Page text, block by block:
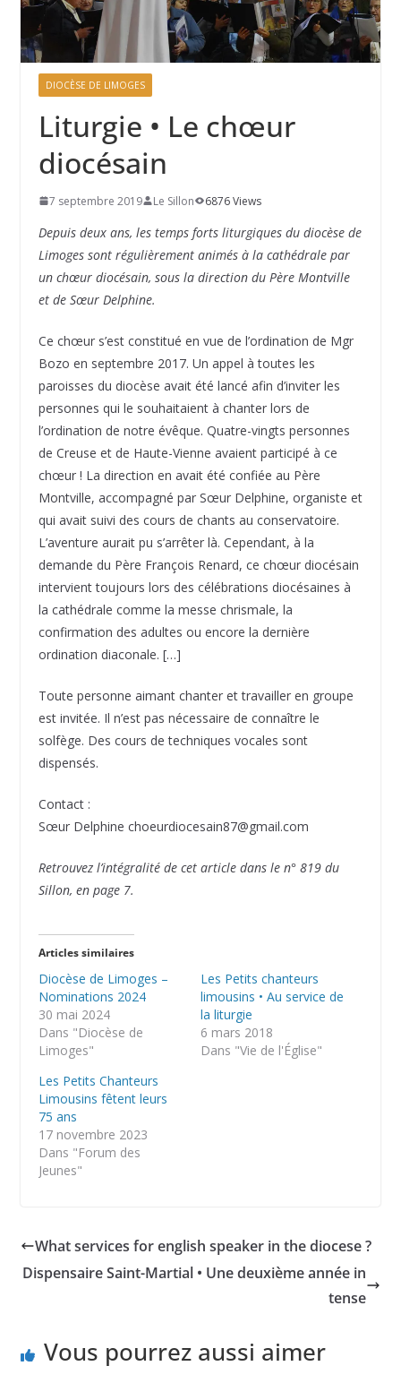
DIOCÈSE DE LIMOGES
Liturgie • Le chœur
diocésain
7 septembre 2019 Le Sillon 6876 Views
Depuis deux ans, les temps forts liturgiques du diocèse de
Limoges sont régulièrement animés à la cathédrale par
un chœur diocésain, sous la direction du Père Montville
et de Sœur Delphine.
Ce chœur s’est constitué en vue de l’ordination de Mgr
Bozo en septembre 2017. Un appel à toutes les
paroisses du diocèse avait été lancé afin d’inviter les
personnes qui le souhaitaient à chanter lors de
l’ordination de notre évêque. Quatre-vingts personnes
de Creuse et de Haute-Vienne avaient participé à ce
chœur ! La direction en avait été confiée au Père
Montville, accompagné par Sœur Delphine, organiste et
qui avait suivi des cours de chants au conservatoire.
L’aventure aurait pu s’arrêter là. Cependant, à la
demande du Père François Renard, ce chœur diocésain
intervient toujours lors des célébrations diocésaines à
la cathédrale comme la messe chrismale, la
confirmation des adultes ou encore la dernière
ordination diaconale. […]
Toute personne aimant chanter et travailler en groupe
est invitée. Il n’est pas nécessaire de connaître le
solfège. Des cours de techniques vocales sont
dispensés.
Contact :
Sœur Delphine choeurdiocesain87@gmail.com
Retrouvez l’intégralité de cet article dans le n° 819 du
Sillon, en page 7.
Articles similaires
Diocèse de Limoges –
Nominations 2024
30 mai 2024
Dans "Diocèse de
Limoges"
Les Petits chanteurs
limousins • Au service de
la liturgie
6 mars 2018
Dans "Vie de l'Église"
Les Petits Chanteurs
Limousins fêtent leurs
75 ans
17 novembre 2023
Dans "Forum des
Jeunes"
What services for english speaker in the diocese ?
Dispensaire Saint-Martial • Une deuxième année in
tense
Vous pourrez aussi aimer